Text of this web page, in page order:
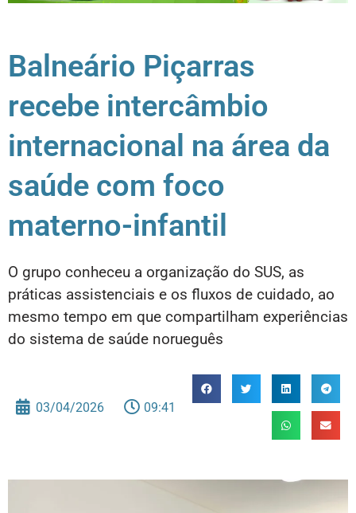
Balneário Piçarras
recebe intercâmbio
internacional na área da
saúde com foco
materno-infantil
O grupo conheceu a organização do SUS, as
práticas assistenciais e os fluxos de cuidado, ao
mesmo tempo em que compartilham experiências
do sistema de saúde norueguês
03/04/2026 09:41